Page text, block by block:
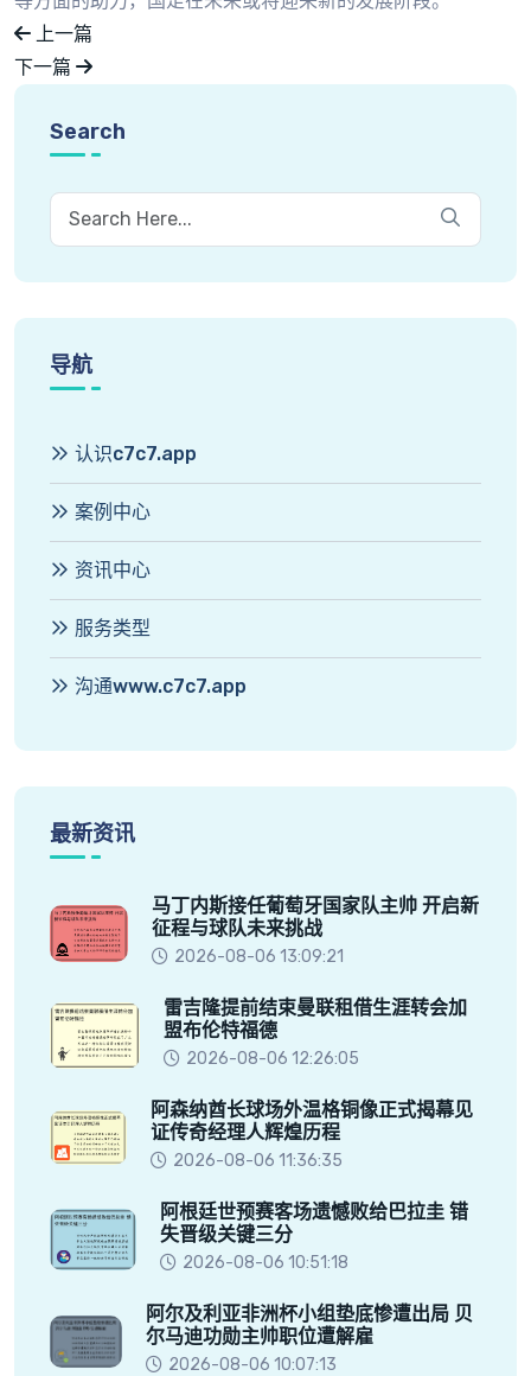
上一篇
下一篇
Search
导航
认识c7c7.app
案例中心
资讯中心
服务类型
沟通www.c7c7.app
最新资讯
马丁内斯接任葡萄牙国家队主帅 开启新
征程与球队未来挑战
2026-08-06 13:09:21
雷吉隆提前结束曼联租借生涯转会加
盟布伦特福德
2026-08-06 12:26:05
阿森纳酋长球场外温格铜像正式揭幕见
证传奇经理人辉煌历程
2026-08-06 11:36:35
阿根廷世预赛客场遗憾败给巴拉圭 错
失晋级关键三分
2026-08-06 10:51:18
阿尔及利亚非洲杯小组垫底惨遭出局 贝
尔马迪功勋主帅职位遭解雇
2026-08-06 10:07:13